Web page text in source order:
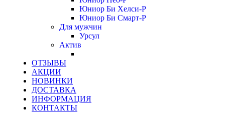
Юниор Би Хелси-Р
Юниор Би Смарт-Р
Для мужчин
Урсул
Актив
ОТЗЫВЫ
АКЦИИ
НОВИНКИ
ДОСТАВКА
ИНФОРМАЦИЯ
КОНТАКТЫ